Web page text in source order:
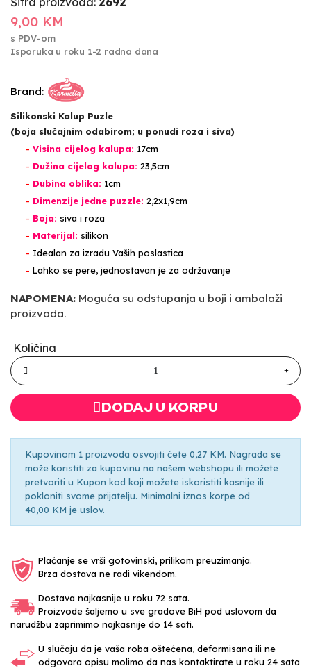
9,00 KM
s PDV-om
Isporuka u roku 1-2 radna dana
Brand:
Silikonski Kalup Puzle
(boja slučajnim odabirom; u ponudi roza i siva)
- Visina cijelog kalupa: 17cm
- Dužina cijelog kalupa: 23,5cm
- Dubina oblika: 1cm
- Dimenzije jedne puzzle: 2,2x1,9cm
- Boja: siva i roza
- Materijal: silikon
- Idealan za izradu Vaših poslastica
- Lahko se pere, jednostavan je za održavanje
NAPOMENA: Moguća su odstupanja u boji i ambalaži
proizvoda.
Količina
DODAJ U KORPU
Kupovinom 1 proizvoda osvojiti ćete 0,27 KM. Nagrada se
može koristiti za kupovinu na našem webshopu ili možete
pretvoriti u Kupon kod koji možete iskoristiti kasnije ili
pokloniti svome prijatelju. Minimalni iznos korpe od
40,00 KM je uslov.
Plaćanje se vrši gotovinski, prilikom preuzimanja.
Brza dostava ne radi vikendom.
Dostava najkasnije u roku 72 sata.
Proizvode šaljemo u sve gradove BiH pod uslovom da
narudžbu zaprimimo najkasnije do 14 sati.
U slučaju da je vaša roba oštećena, deformisana ili ne
odgovara opisu molimo da nas kontaktirate u roku 24 sata